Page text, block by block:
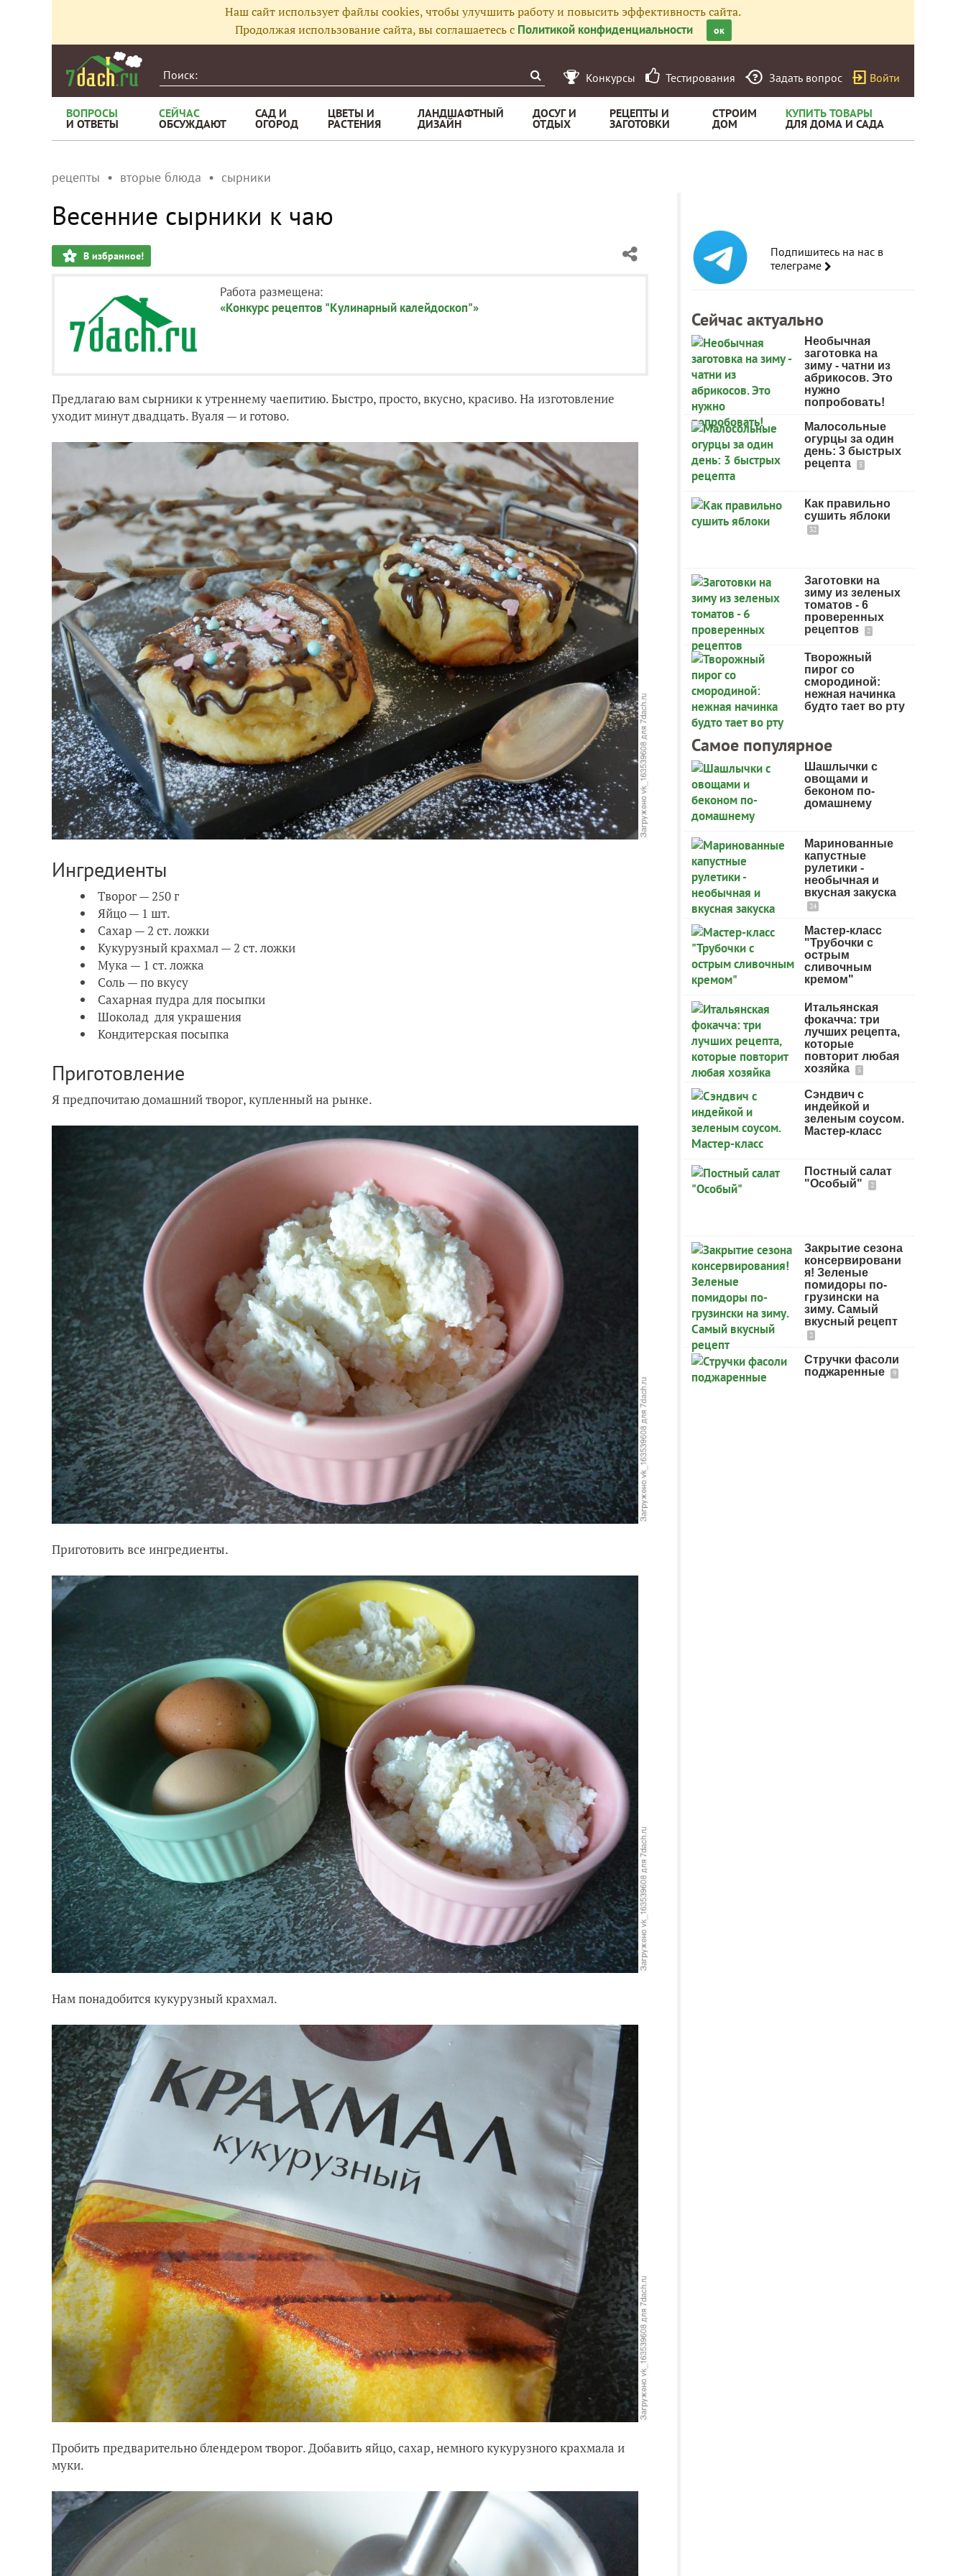
Наш сайт использует файлы cookies, чтобы улучшить работу и повысить эффективность сайта.
Продолжая использование сайта, вы соглашаетесь с Политикой конфиденциальности ок
Конкурсы Тестирования Задать вопрос Войти
ВОПРОСЫ
И ОТВЕТЫ
СЕЙЧАС
ОБСУЖДАЮТ
САД И
ОГОРОД
ЦВЕТЫ И
РАСТЕНИЯ
ЛАНДШАФТНЫЙ
ДИЗАЙН
ДОСУГ И
ОТДЫХ
РЕЦЕПТЫ И
ЗАГОТОВКИ
СТРОИМ
ДОМ
КУПИТЬ ТОВАРЫ
ДЛЯ ДОМА И САДА
рецепты вторые блюда сырники
Весенние сырники к чаю
В избранное!
Работа размещена:
«Конкурс рецептов "Кулинарный калейдоскоп"»
Предлагаю вам сырники к утреннему чаепитию. Быстро, просто, вкусно, красиво. На изготовление
уходит минут двадцать. Вуаля — и готово.
Ингредиенты
Творог — 250 г
Яйцо — 1 шт.
Сахар — 2 ст. ложки
Кукурузный крахмал — 2 ст. ложки
Мука — 1 ст. ложка
Соль — по вкусу
Сахарная пудра для посыпки
Шоколад для украшения
Кондитерская посыпка
Приготовление
Я предпочитаю домашний творог, купленный на рынке.
Приготовить все ингредиенты.
Нам понадобится кукурузный крахмал.
Пробить предварительно блендером творог. Добавить яйцо, сахар, немного кукурузного крахмала и
муки.
Подпишитесь на нас в
телеграме
Сейчас актуально
Необычная
заготовка на
зиму - чатни из
абрикосов. Это
нужно
попробовать!
Малосольные
огурцы за один
день: 3 быстрых
рецепта
5
Как правильно
сушить яблоки
32
Заготовки на
зиму из зеленых
томатов - 6
проверенных
рецептов
2
Творожный
пирог со
смородиной:
нежная начинка
будто тает во рту
Самое популярное
Шашлычки с
овощами и
беконом по-
домашнему
Маринованные
капустные
рулетики -
необычная и
вкусная закуска
24
Мастер-класс
"Трубочки с
острым
сливочным
кремом"
Итальянская
фокачча: три
лучших рецепта,
которые
повторит любая
хозяйка
5
Сэндвич с
индейкой и
зеленым соусом.
Мастер-класс
Постный салат
"Особый"
2
Закрытие сезона
консервировани
я! Зеленые
помидоры по-
грузински на
зиму. Самый
вкусный рецепт
2
Стручки фасоли
поджаренные
9